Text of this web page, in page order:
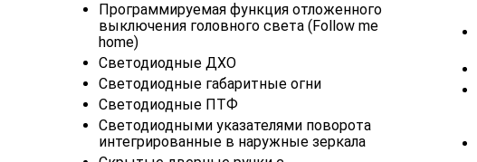
Программируемая функция отложенного
выключения головного света (Follow me
home)
Светодиодные ДХО
Светодиодные габаритные огни
Светодиодные ПТФ
Светодиодными указателями поворота
интегрированные в наружные зеркала